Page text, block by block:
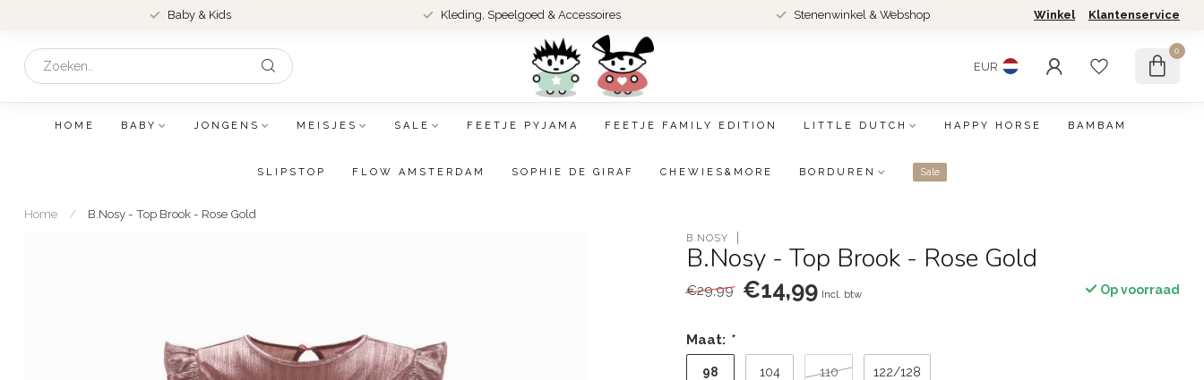
Baby & Kids Kleding, Speelgoed & Accessoires Stenenwinkel & Webshop Winkel Klantenservice
EUR
0
HOME BABY JONGENS MEISJES SALE FEETJE PYJAMA FEETJE FAMILY EDITION LITTLE DUTCH HAPPY HORSE BAMBAM
SLIPSTOP FLOW AMSTERDAM SOPHIE DE GIRAF CHEWIES&MORE BORDUREN Sale
Home / B.Nosy - Top Brook - Rose Gold
B.NOSY
B.Nosy - Top Brook - Rose Gold
€29,99 €14,99 Incl. btw Op voorraad
Maat: *
98 104 110 122/128